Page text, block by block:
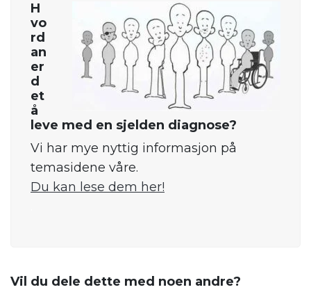
H
vo
rd
an
er
d
et
å
leve med en sjelden diagnose?
Vi har mye nyttig informasjon på
temasidene våre.
Du kan lese dem her!
Vil du dele dette med noen andre?